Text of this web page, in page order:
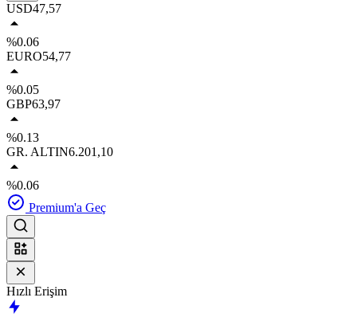
USD47,57
%0.06
EURO54,77
%0.05
GBP63,97
%0.13
GR. ALTIN6.201,10
%0.06
Premium'a Geç
Hızlı Erişim